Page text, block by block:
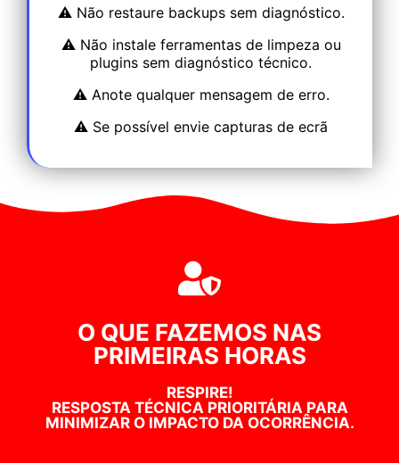
⚠️ Não restaure backups sem diagnóstico.
⚠️ Não instale ferramentas de limpeza ou
plugins sem diagnóstico técnico.
⚠️ Anote qualquer mensagem de erro.
⚠️ Se possível envie capturas de ecrã
O QUE FAZEMOS NAS
PRIMEIRAS HORAS
RESPIRE!
RESPOSTA TÉCNICA PRIORITÁRIA PARA
MINIMIZAR O IMPACTO DA OCORRÊNCIA.